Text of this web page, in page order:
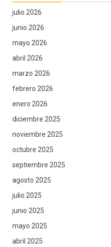
julio 2026
junio 2026
mayo 2026
abril 2026
marzo 2026
febrero 2026
enero 2026
diciembre 2025
noviembre 2025
octubre 2025
septiembre 2025
agosto 2025
julio 2025
junio 2025
mayo 2025
abril 2025